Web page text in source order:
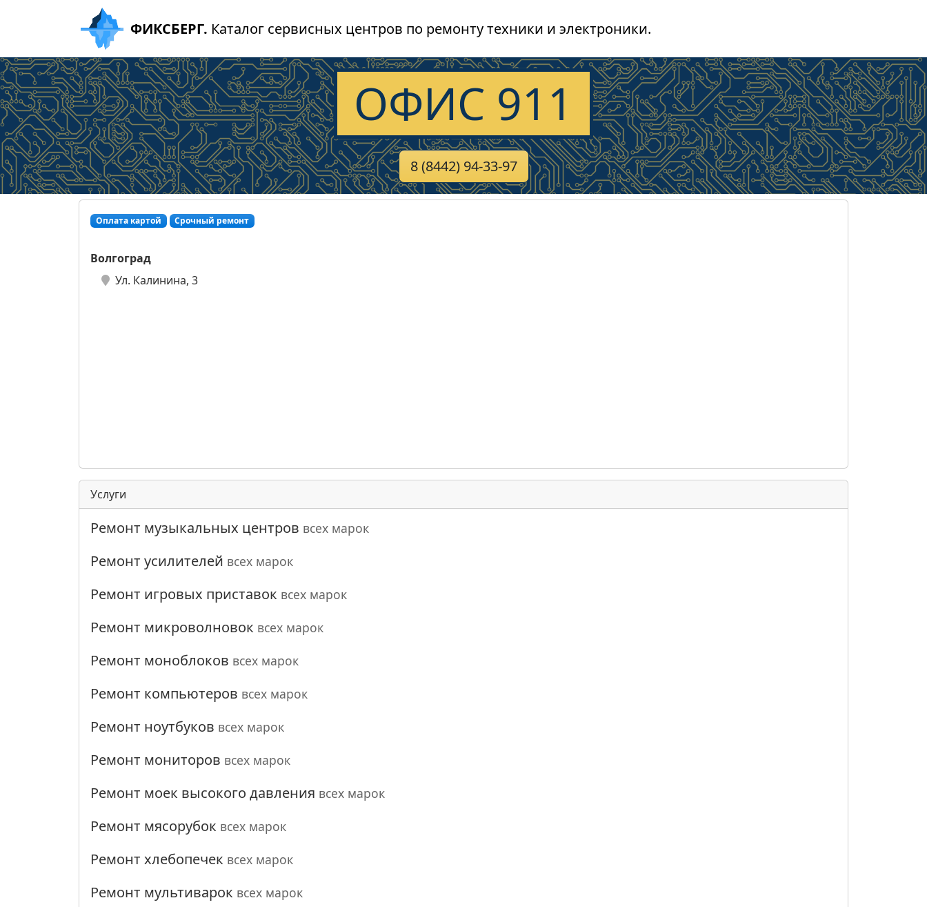
ФИКСБЕРГ. Каталог сервисных центров по ремонту техники и электроники.
ОФИС 911
8 (8442) 94-33-97
Оплата картой Срочный ремонт
Волгоград
Ул. Калинина, 3
Услуги
Ремонт музыкальных центров всех марок
Ремонт усилителей всех марок
Ремонт игровых приставок всех марок
Ремонт микроволновок всех марок
Ремонт моноблоков всех марок
Ремонт компьютеров всех марок
Ремонт ноутбуков всех марок
Ремонт мониторов всех марок
Ремонт моек высокого давления всех марок
Ремонт мясорубок всех марок
Ремонт хлебопечек всех марок
Ремонт мультиварок всех марок